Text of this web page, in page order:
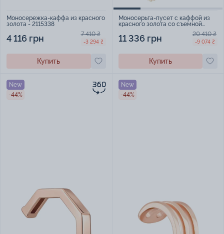
Моносережка-каффа из красного
золота - 2115338
4 116 грн 7 410 ₴
-3 294 ₴
Купить
Моносерьга-пусет с каффой из
красного золота со съемной
цепочкой и фианитами - 1641139
11 336 грн 20 410 ₴
-9 074 ₴
Купить
New
-44%
New
-44%